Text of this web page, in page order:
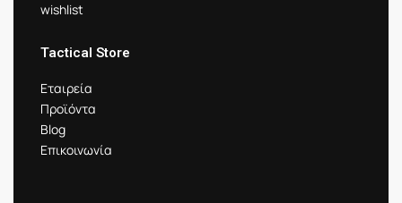
wishlist
Tactical Store
Εταιρεία
Προϊόντα
Blog
Επικοινωνία